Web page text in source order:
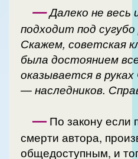
—Далеко не весь
подходит под
Скажем, советская
была достоянием
оказывается в
— наследников.
— По закону если
смерти автора,
общедоступным, и